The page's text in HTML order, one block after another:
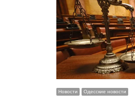
Новости Одесские новости